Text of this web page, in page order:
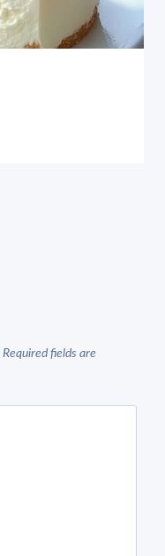
Required fields are